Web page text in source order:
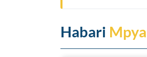
Habari Mpya